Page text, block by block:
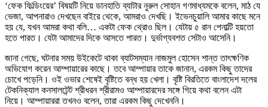
‘ফেক ফিল্ডিংয়ের’ বিষয়টি নিয়ে ডানহাতি ব্যাটার নুরুল সোহান গণমাধ্যমকে বলেন, মাঠ যে
ভেজা, আপনারাও দেখছেন বাইরে থেকে, আমরাও দেখছি। ইভেনচুয়ালি আমার কাছে মনে
হয় যে, যখন আমরা কথা বলি… একটা ফেক থ্রোও ছিল। যেটায় ৫ রান পেনাল্টি হয়তো
হতে পারত। যেটা আমাদের দিকে আসতে পারত। দুর্ভাগ্যবশত সেটাও আসেনি।
জানা গেছে, ঘটনার সময় উইকেটে থাকা ব্যাটসম্যান নাজমুল হোসেন শান্ত তাৎক্ষণিক
অভিযোগ করেন আম্পায়ারের কাছে। তবে আম্পায়ার তাকে জানান, এরকম কিছু তাদের
চোখে পড়েনি। ওই ওভার শেষেই বৃষ্টিতে বন্ধ হয় খেলা। বৃষ্টি বিরতিতে বাংলাদেশ দলের
টেকনিক্যাল কনসালটেন্ট শ্রীধরন শ্রীরামও আম্পায়ারদের সঙ্গে গিয়ে কথা বলেন এটা
নিয়ে। আম্পায়াররা তখনও বলেন, তারা এরকম কিছু দেখেননি।